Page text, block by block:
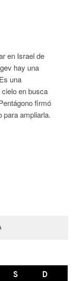
en Israel de
hay una
una
en busca
firmó
para ampliarla.
S D